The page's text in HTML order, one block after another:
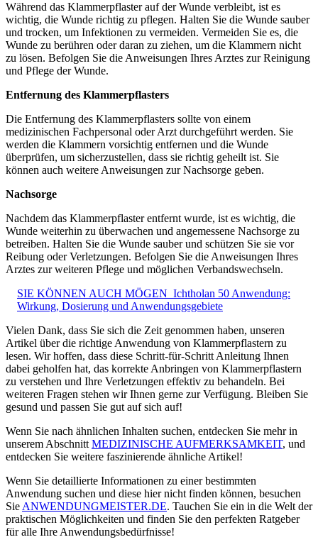
Während das Klammerpflaster auf der Wunde verbleibt, ist es
wichtig, die Wunde richtig zu pflegen. Halten Sie die Wunde sauber
und trocken, um Infektionen zu vermeiden. Vermeiden Sie es, die
Wunde zu berühren oder daran zu ziehen, um die Klammern nicht
zu lösen. Befolgen Sie die Anweisungen Ihres Arztes zur Reinigung
und Pflege der Wunde.
Entfernung des Klammerpflasters
Die Entfernung des Klammerpflasters sollte von einem
medizinischen Fachpersonal oder Arzt durchgeführt werden. Sie
werden die Klammern vorsichtig entfernen und die Wunde
überprüfen, um sicherzustellen, dass sie richtig geheilt ist. Sie
können auch weitere Anweisungen zur Nachsorge geben.
Nachsorge
Nachdem das Klammerpflaster entfernt wurde, ist es wichtig, die
Wunde weiterhin zu überwachen und angemessene Nachsorge zu
betreiben. Halten Sie die Wunde sauber und schützen Sie sie vor
Reibung oder Verletzungen. Befolgen Sie die Anweisungen Ihres
Arztes zur weiteren Pflege und möglichen Verbandswechseln.
SIE KÖNNEN AUCH MÖGEN Ichtholan 50 Anwendung:
Wirkung, Dosierung und Anwendungsgebiete
Vielen Dank, dass Sie sich die Zeit genommen haben, unseren
Artikel über die richtige Anwendung von Klammerpflastern zu
lesen. Wir hoffen, dass diese Schritt-für-Schritt Anleitung Ihnen
dabei geholfen hat, das korrekte Anbringen von Klammerpflastern
zu verstehen und Ihre Verletzungen effektiv zu behandeln. Bei
weiteren Fragen stehen wir Ihnen gerne zur Verfügung. Bleiben Sie
gesund und passen Sie gut auf sich auf!
Wenn Sie nach ähnlichen Inhalten suchen, entdecken Sie mehr in
unserem Abschnitt MEDIZINISCHE AUFMERKSAMKEIT, und
entdecken Sie weitere faszinierende ähnliche Artikel!
Wenn Sie detaillierte Informationen zu einer bestimmten
Anwendung suchen und diese hier nicht finden können, besuchen
Sie ANWENDUNGMEISTER.DE. Tauchen Sie ein in die Welt der
praktischen Möglichkeiten und finden Sie den perfekten Ratgeber
für alle Ihre Anwendungsbedürfnisse!